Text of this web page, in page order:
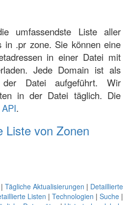
umfassendste Liste aller
in .pr zone. Sie können eine
in einer Datei mit
Jede Domain ist als
Datei aufgeführt. Wir
in der Datei täglich. Die
API.
Liste von Zonen
| Tägliche Aktualisierungen | Detaillierte
Listen | Technologien | Suche |